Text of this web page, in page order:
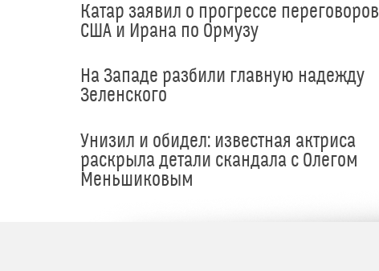
Катар заявил о прогрессе переговоров
США и Ирана по Ормузу
На Западе разбили главную надежду
Зеленского
Унизил и обидел: известная актриса
раскрыла детали скандала с Олегом
Меньшиковым